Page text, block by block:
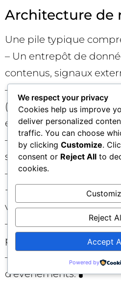
Architecture de
Une pile typique
– Un entrepôt de
contenus, signaux
– Un graphe de
(destinations, saisons,
événements, règles).
– Un moteur
scoring ML) qui
– Un moteur de
+ gabarits + RAG) pour
vérifiées.
– Un service
pourquoi » une brique a
– Des outils de QA,
d’événements. 🧪
We respect your privacy
Cookies help us improve
deliver personalized
traffic. You can choose
by clicking Customize.
consent or Reject All to
cookies.
Reject
Accept
Powered by